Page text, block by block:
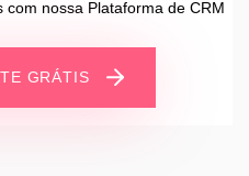
nossa Plataforma de CRM
GRÁTIS